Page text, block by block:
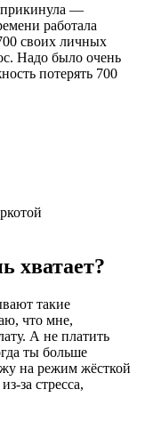
прикинула —
работала
своих личных
Надо было очень
потерять 700
хватает?
такие
что мне,
А не платить
ты больше
на режим жёсткой
за стресса,